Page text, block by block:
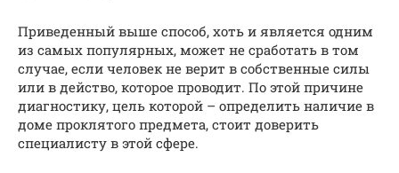
Приведенный выше способ, хоть и является одним
из самых популярных, может не сработать в том
случае, если человек не верит в собственные силы
или в действо, которое проводит. По этой причине
диагностику, цель которой – определить наличие в
доме проклятого предмета, стоит доверить
специалисту в этой сфере.